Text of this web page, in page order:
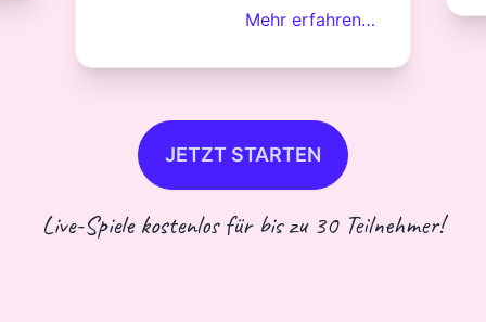
Mehr erfahren…
JETZT STARTEN
Live-Spiele kostenlos für bis zu 30 Teilnehmer!